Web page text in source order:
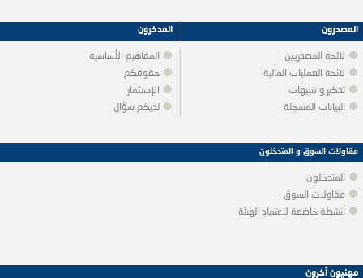
المدخرون
المفاهيم الأساسية
حقوقكم
الإستثمار
لديكم سؤال
المصدرون
لائحة المصدريين
لائحة العمليات المالية
تذكير و تنبيهات
البيانات المسجلة
مقاولات السوق و المتدخلون
المتدخلون
مقاولات السوق
أنشطة خاضعة لاعتماد الهيئة
مهنيون آخرون